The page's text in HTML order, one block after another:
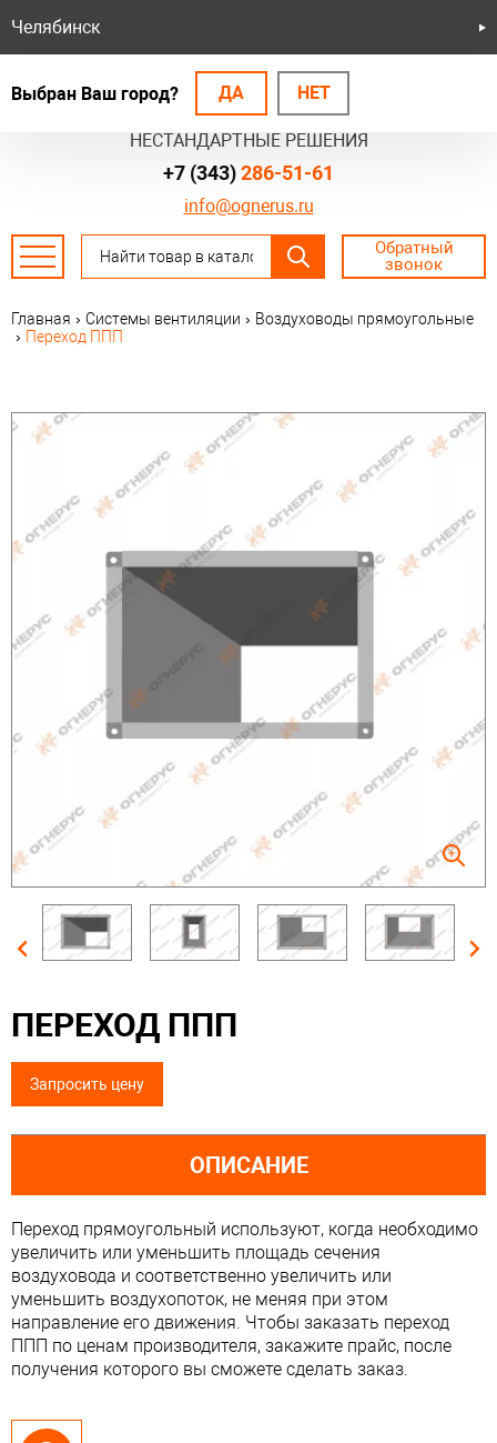
БЕЗОПАСНЫЕ СИСТЕМЫ
НЕСТАНДАРТНЫЕ РЕШЕНИЯ
Челябинск
Выбран Ваш город? ДА НЕТ
info@ognerus.ru
+7 (343)286-51-61
Обратный
звонок
Главная › Системы вентиляции › Воздуховоды прямоугольные
› Переход ППП
ПЕРЕХОД ППП
Запросить цену
ОПИСАНИЕ
Переход прямоугольный используют, когда необходимо
увеличить или уменьшить площадь сечения
воздуховода и соответственно увеличить или
уменьшить воздухопоток, не меняя при этом
направление его движения. Чтобы заказать переход
ППП по ценам производителя, закажите прайс, после
получения которого вы сможете сделать заказ.